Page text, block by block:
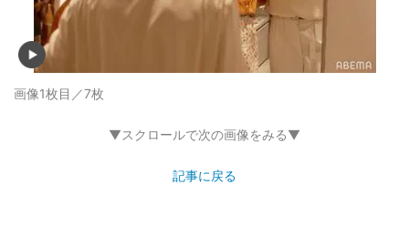
画像1枚目／7枚
▼スクロールで次の画像をみる▼
記事に戻る